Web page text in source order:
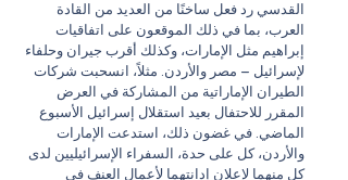
القدسي رد فعل ساخنًا من العديد من القادة
العرب، بما في ذلك الموقعون على اتفاقيات
إبراهيم مثل الإمارات، وكذلك أقرب جيران وحلفاء
لإسرائيل – مصر والأردن. مثلاً، انسحبت شركات
الطيران الإماراتية من المشاركة في العرض
المقرر للاحتفال بعيد استقلال إسرائيل الأسبوع
الماضي. في غضون ذلك، استدعت الإمارات
والأردن، كل على حدة، السفراء الإسرائيليين لدى
كل منهما لإعلان إدانتهما لأعمال العنف في